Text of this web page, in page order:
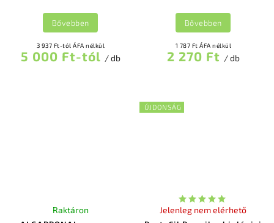
3 937 Ft-tól ÁFA nélkül
5 000 Ft-tól / db
Bővebben
1 787 Ft ÁFA nélkül
2 270 Ft / db
Bővebben
Raktáron
ÚJDONSÁG
Jelenleg nem elérhető